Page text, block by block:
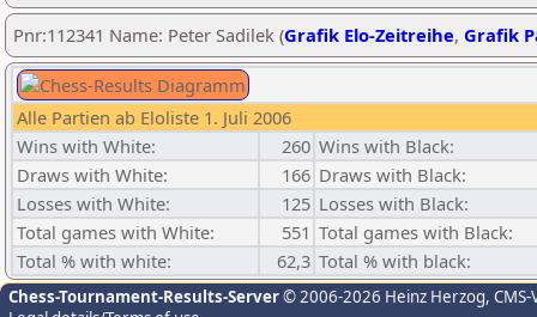
Pnr:112341 Name: Peter Sadilek (Grafik Elo-Zeitreihe, Grafik
Alle Partien ab Eloliste 1. Juli 2006
Wins with White:
260 Wins with Black:
Draws with White:
166 Draws with Black:
Losses with White:
125 Losses with Black:
Total games with White:
551 Total games with Black:
Total % with white:
62,3 Total % with black:
Chess-Tournament-Results-Server© 2006-2026 Heinz Herzog,